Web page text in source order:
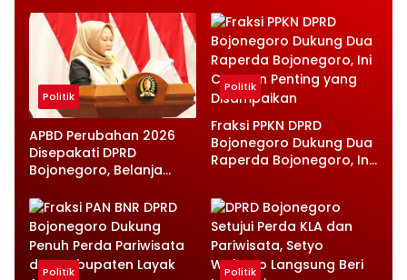
Politik
APBD Perubahan 2026
Disepakati DPRD
Bojonegoro, Belanja
Infrastruktur Diperkuat
Politik
Fraksi PPKN DPRD
Bojonegoro Dukung Dua
Raperda Bojonegoro, Ini
Disampaikan
Politik Politik